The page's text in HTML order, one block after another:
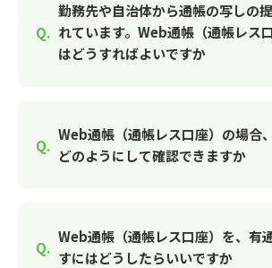
勤務先や自治体から通帳の写しの
れています。Web通帳（通帳レス
はどうすればよいですか
Web通帳（通帳レス口座）の場合
どのようにして確認できますか
Web通帳（通帳レス口座）を、有
すにはどうしたらいいですか